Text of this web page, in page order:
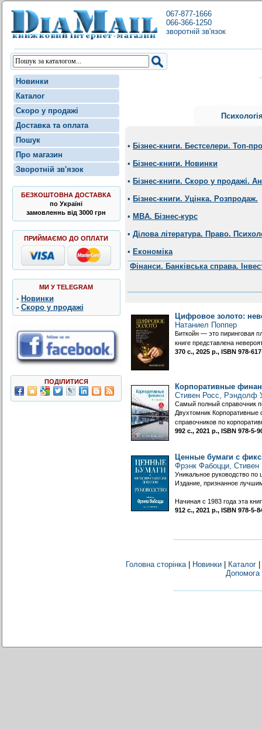
067-877-1666
066-366-1250
зворотній зв'язок
Новинки
Каталог
Скоро у продажі
Доставка та оплата
Пошук
Про магазин
Зворотній зв'язок
БЕЗКОШТОВНА ДОСТАВКА
по Україні
замовленнь від 3000 грн
ПРИЙМАЄМО ДО ОПЛАТИ
МИ У TELEGRAM
- Новинки
- Скоро у продажі
ПОДІЛИТИСЯ
• Бізнес-книги. Бестселери. Топ-
• Бізнес-книги. Новинки
• Бізнес-книги. Скоро у продажі.
• Бізнес-книги. Уцінка. Розпродаж.
• MBA. Бізнес-курс
• Ділова література. Право.
• Економіка
Фінанси. Банківська справа.
Цифровое золото:
Натаниел Поппер
Биткойн — это пиринговая
книге представлена
370 с., 2025 р., ISBN 978-
Корпоративные
Стивен Росс,
Самый полный справочник
Двухтомник
справочников по
992 с., 2021 р., ISBN 978-5-
Ценные бумаги с
Фрэнк Фабоцци,
Уникальное руководство
Издание, признанное
Начиная с 1983 года эта
912 с., 2021 р., ISBN 978-5-
Головна сторінка| Новинки| Каталог|
Допомога